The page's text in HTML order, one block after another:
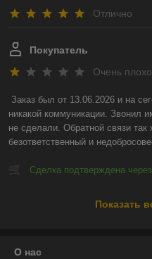
Отлично
Покупатель
Очень плохо
Заказ был от 13.06.2026 и на
никакой коммуникации. Звонил
не сделали. Обратной связи
безответственный и
Сделка подтверждена
Показать
О нас